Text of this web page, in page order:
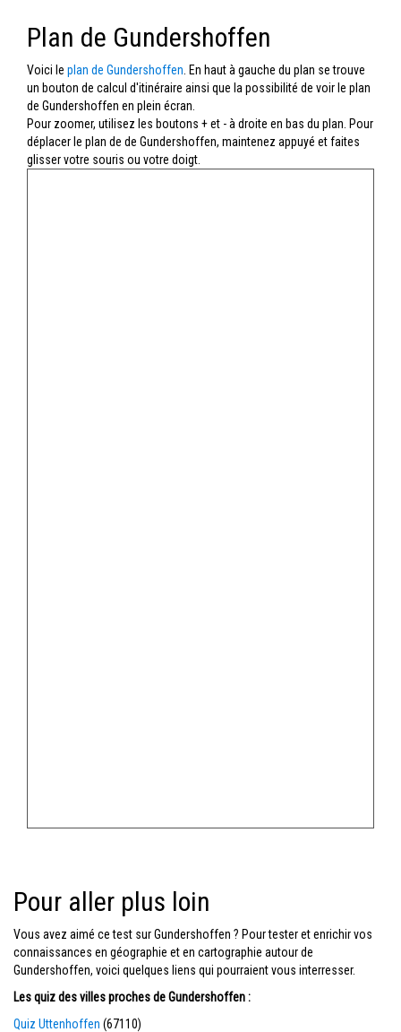
Plan de Gundershoffen
Voici le plan de Gundershoffen . En haut à gauche du plan se trouve
un bouton de calcul d'itinéraire ainsi que la possibilité de voir le plan
de Gundershoffen en plein écran.
Pour zoomer, utilisez les boutons + et - à droite en bas du plan. Pour
déplacer le plan de de Gundershoffen, maintenez appuyé et faites
glisser votre souris ou votre doigt.
Pour aller plus loin
Vous avez aimé ce test sur Gundershoffen ? Pour tester et enrichir vos
connaissances en géographie et en cartographie autour de
Gundershoffen, voici quelques liens qui pourraient vous interresser.
Les quiz des villes proches de Gundershoffen :
Quiz Uttenhoffen (67110)